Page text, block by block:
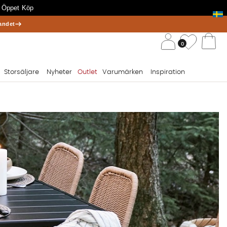
Köp
0
Storsäljare Nyheter Outlet Varumärken Inspiration